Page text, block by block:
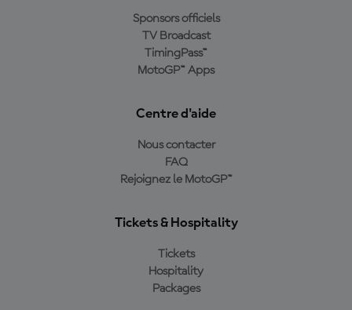
Sponsors officiels
TV Broadcast
TimingPass™
MotoGP™ Apps
Centre d'aide
Nous contacter
FAQ
Rejoignez le MotoGP™
Tickets & Hospitality
Tickets
Hospitality
Packages